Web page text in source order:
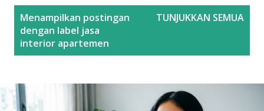
n
g
Menampilkan postingan
dengan label jasa
interior apartemen
TUNJUKKAN SEMUA